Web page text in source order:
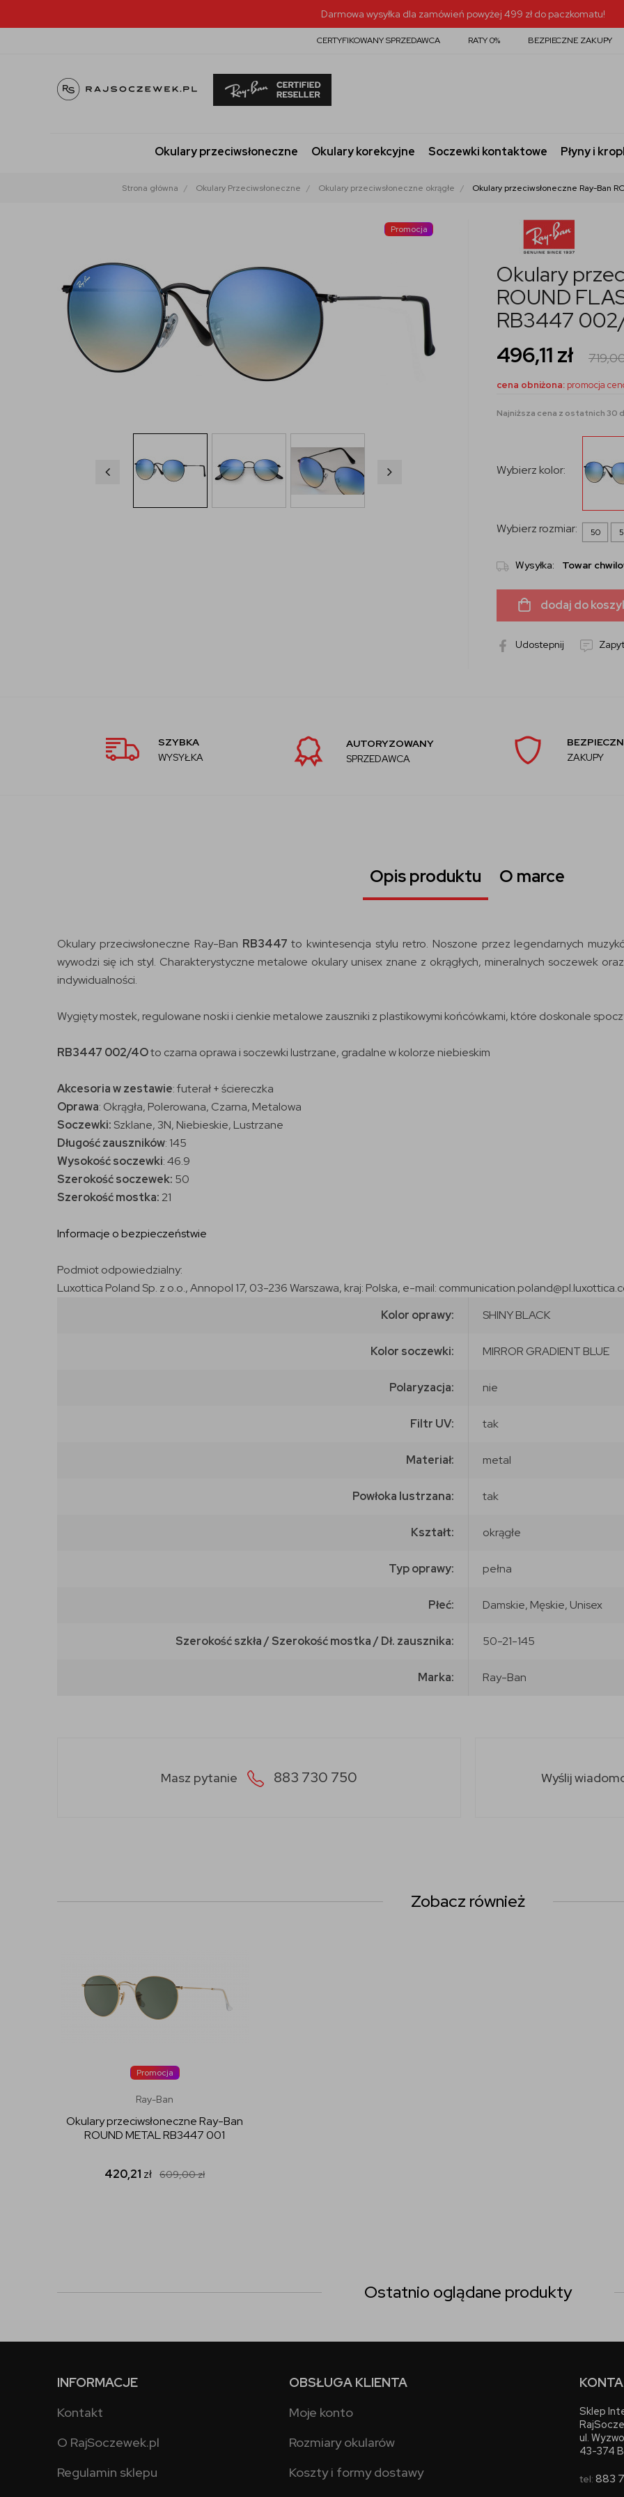
Darmowa wysyłka dla zamówień powyżej 499 zł do paczkomatu!
CERTYFIKOWANY SPRZEDAWCA RATY 0% BEZPIECZNE ZAKUPY
Okulary przeciwsłoneczne Okulary korekcyjne Soczewki kontaktowe Płyny i
Strona główna Okulary Przeciwsłoneczne Okulary przeciwsłoneczne okrągłe Okulary przeciwsłoneczne Ray-Ban
Promocja
Okulary
ROUND
RB3447
496,11 zł
cena obniżona: promocja
Najniższa cena z ostatnich 30
Wybierz kolor:
Wybierz rozmiar: 50
Wysyłka: Towar
dodaj do
Udostepnij
SZYBKA
WYSYŁKA
AUTORYZOWANY
SPRZEDAWCA
ZAKUPY
Opis produktu O marce
Okulary przeciwsłoneczne Ray-Ban RB3447 to kwintesencja stylu retro. Noszone przez legendarnych
wywodzi się ich styl. Charakterystyczne metalowe okulary unisex znane z okrągłych, mineralnych soczewek
indywidualności.
Wygięty mostek, regulowane noski i cienkie metalowe zauszniki z plastikowymi końcówkami, które doskonale
RB3447 002/4Oto czarna oprawa i soczewki lustrzane, gradalne w kolorze niebieskim
Akcesoria w zestawie: futerał + ściereczka
Oprawa: Okrągła, Polerowana, Czarna, Metalowa
Soczewki: Szklane, 3N, Niebieskie, Lustrzane
Długość zauszników: 145
Wysokość soczewki: 46.9
Szerokość soczewek: 50
Szerokość mostka: 21
Informacje o bezpieczeństwie
Podmiot odpowiedzialny:
Luxottica Poland Sp. z o.o., Annopol 17, 03-236 Warszawa, kraj: Polska, e-mail:
Kolor oprawy:
SHINY BLACK
Kolor soczewki: MIRROR GRADIENT BLUE
Polaryzacja: nie
Filtr UV: tak
Materiał: metal
Powłoka lustrzana: tak
Kształt: okrągłe
Typ oprawy: pełna
Płeć: Damskie, Męskie, Unisex
Szerokość szkła / Szerokość mostka / Dł. zausznika: 50-21-145
Marka: Ray-Ban
Masz pytanie 883 730 750 Wyślij
Zobacz również
Promocja
Ray-Ban
Okulary przeciwsłoneczne Ray-Ban
ROUND METAL RB3447 001
420,21 zł 609,00zł
Ostatnio oglądane produkty
INFORMACJE
Kontakt
O RajSoczewek.pl
Regulamin sklepu
OBSŁUGA KLIENTA
Moje konto
Rozmiary okularów
Koszty i formy dostawy
Sklep
ul.
43-374
tel: 883